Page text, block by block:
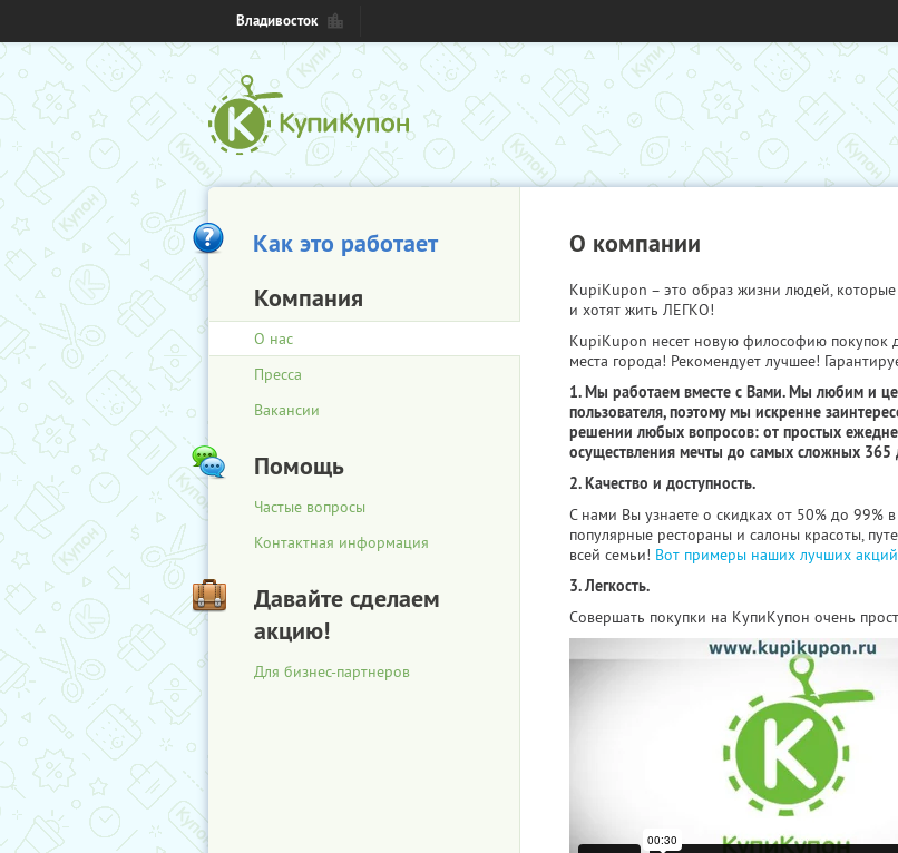
Владивосток
Как это работает
Компания
О нас
Пресса
Вакансии
Помощь
Частые вопросы
Контактная информация
Давайте сделаем
акцию!
Для бизнес-партнеров
О компании
KupiKupon – это образ жизни людей,
и хотят жить ЛЕГКО!
KupiKupon несет новую философию покупок
места города! Рекомендует лучшее!
1. Мы работаем вместе с Вами. Мы любим и
пользователя, поэтому мы искренне
решении любых вопросов: от простых
осуществления мечты до самых сложных 365
2. Качество и доступность.
С нами Вы узнаете о скидках от 50% до 99%
популярные рестораны и салоны красоты,
всей семьи! Вот примеры наших лучших
3. Легкость.
Совершать покупки на КупиКупон очень